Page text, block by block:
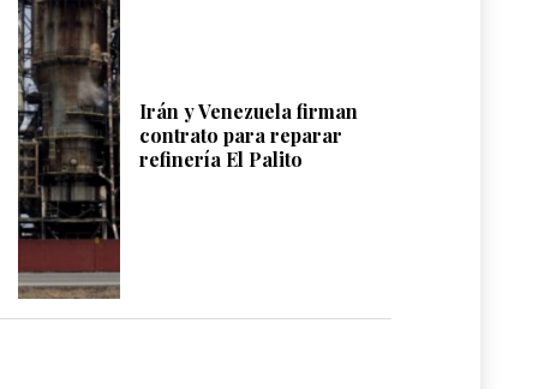
Irán y Venezuela firman
contrato para reparar
refinería El Palito